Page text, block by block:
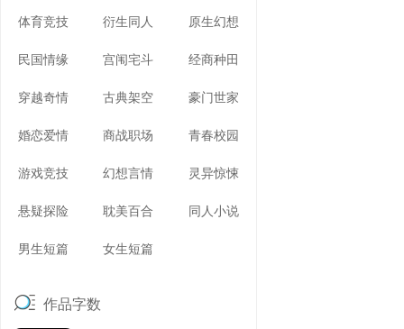
体育竞技 衍生同人 原生幻想
民国情缘 宫闱宅斗 经商种田
穿越奇情 古典架空 豪门世家
婚恋爱情 商战职场 青春校园
游戏竞技 幻想言情 灵异惊悚
悬疑探险 耽美百合 同人小说
男生短篇 女生短篇
作品字数